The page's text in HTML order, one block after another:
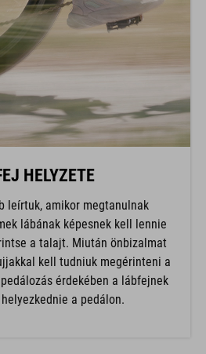
HELYZETE
leírtuk, amikor megtanulnak
lábának képesnek kell lennie
a talajt. Miután önbizalmat
kell tudniuk megérinteni a
érdekében a lábfejnek
a pedálon.